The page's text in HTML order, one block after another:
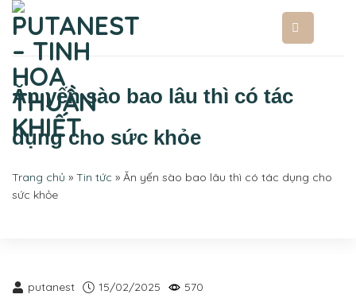
Bỏ
qua
nội
dung
Ăn yến sào bao lâu thì có tác
dụng cho sức khỏe
Trang chủ » Tin tức » Ăn yến sào bao lâu thì có tác dụng cho
sức khỏe
putanest 15/02/2025 570